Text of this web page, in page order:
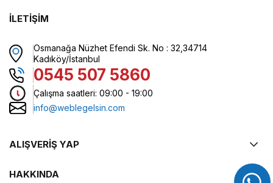
İLETİŞİM
Osmanağa Nüzhet Efendi Sk. No : 32,34714
Kadıköy/İstanbul
0545 507 5860
Çalışma saatleri: 09:00 - 19:00
info@weblegelsin.com
ALIŞVERİŞ YAP
HAKKINDA